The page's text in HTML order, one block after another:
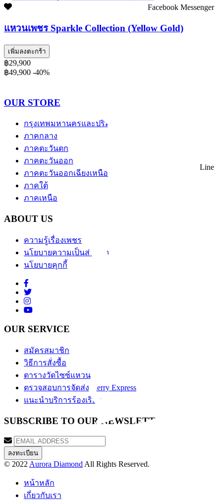
แหวนเพชร Sparkle Collection (Yellow Gold)
เพิ่มลงตะกร้า
฿29,900
฿49,900 -40%
OUR STORE
กรุงเทพมหานครและปริมณฑล
ภาคกลาง
ภาคตะวันตก
ภาคตะวันออก
ภาคตะวันออกเฉียงเหนือ
ภาคใต้
ภาคเหนือ
ABOUT US
ความรู้เรื่องเพชร
นโยบายความเป็นส่วนตัว
นโยบายคุกกี้
OUR SERVICE
สมัครสมาชิก
วิธีการสั่งซื้อ
ตารางวัดไซซ์แหวน
ตรวจสอบการจัดส่ง Kerry Express
แนะนำบริการร้องเรียน
SUBSCRIBE TO OUR NEWSLETTER
© 2022 Aurora Diamond All Rights Reserved.
หน้าหลัก
เกี่ยวกับเรา
Facebook Messenger
Line